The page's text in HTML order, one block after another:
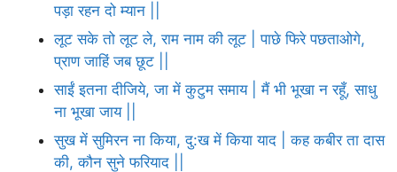
पड़ा रहन दो म्यान ||
लूट सके तो लूट ले, राम नाम की लूट | पाछे फिरे पछताओगे,
प्राण जाहिं जब छूट ||
साईं इतना दीजिये, जा में कुटुम समाय | मैं भी भूखा न रहूँ, साधु
ना भूखा जाय ||
सुख में सुमिरन ना किया, दु:ख में किया याद | कह कबीर ता दास
की, कौन सुने फरियाद ||